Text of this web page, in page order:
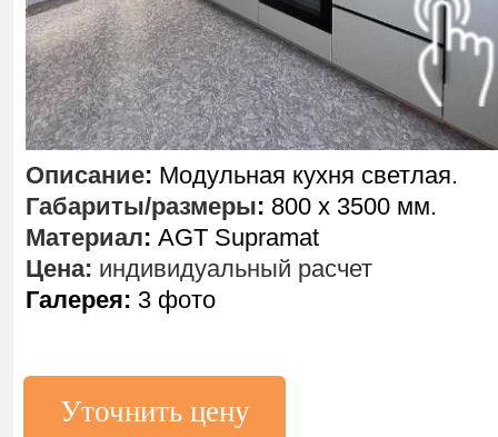
Описание: Модульная кухня светлая.
Габариты/размеры: 800 х 3500 мм.
Материал: AGT Supramat
Цена: индивидуальный расчет
Галерея: 3 фото
Уточнить цену